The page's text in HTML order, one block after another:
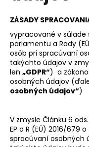
ZÁSADY
vypracované v súlade
parlamentu a Rady
osôb pri spracúvaní
takýchto údajov v
len „GDPR“) a
osobných údajov
osobných údajov“)
V zmysle Článku 6
EP a R (EÚ) 2016/679
spracúvaní osobných
p
o
t
r
e
b
u
e
t